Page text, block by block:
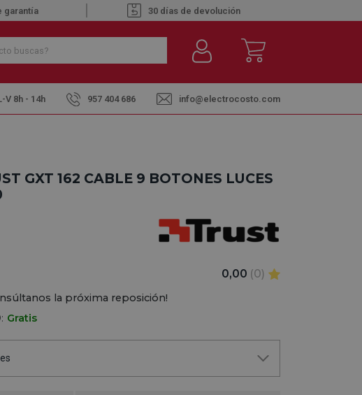
garantía 30 días de devolución
V 8h - 14h 957 404 686 info@electrocosto.com
GXT 162 CABLE 9 BOTONES LUCES
0,00 (0)
la próxima reposición!
Gratis